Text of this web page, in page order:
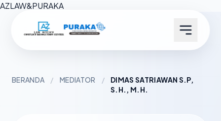
AZLAW&PURAKA
BERANDA / MEDIATOR /
DIMAS SATRIAWAN S.P,
S.H., M.H.